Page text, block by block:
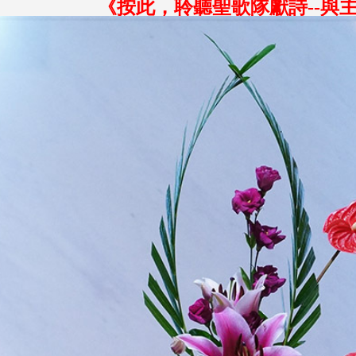
《按此，聆聽聖歌隊獻詩--與